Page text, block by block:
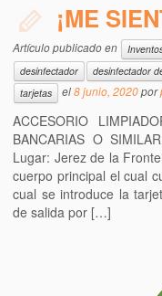
¡ME
Artículo publicado en
desinfectador
desinfectador
tarjetas
el8 junio, 2020por
ACCESORIO
BANCARIAS O
Lugar: Jerez de la
cuerpo principal el cual
cual se introduce la
de salida por […]